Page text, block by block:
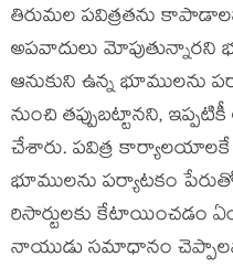
తిరుమల పవిత్రతను
అపవాదులు మోపుతున్నారని
ఆనుకుని ఉన్న భూములను
నుంచి తప్పుబట్టానని, ఇప్పటికీ
చేశారు. పవిత్ర
భూములను పర్యాటకం
రిసార్టులకు కేటాయించడం
నాయుడు సమాధానం